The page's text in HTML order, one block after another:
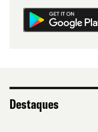
Destaques